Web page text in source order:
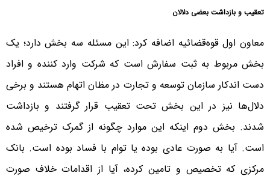
تعقیب و بازداشت بعضی دلالان
معاون اول قوه‌قضائیه اضافه کرد: این مسئله سه بخش دارد؛ یک
بخش مربوط به ثبت سفارش است که شرکت وارد کننده و افراد
دست اندکار سازمان توسعه و تجارت در مظان اتهام هستند و برخی
دلال‌ها نیز در این بخش تحت تعقیب قرار گرفتند و بازداشت
شدند. بخش دوم اینکه این موارد چگونه از گمرک ترخیص شده
است. آیا به صورت عادی بوده یا توام با فساد بوده است. بانک
مرکزی که تخصیص و تامین کرده، آیا از اقدامات خلاف صورت